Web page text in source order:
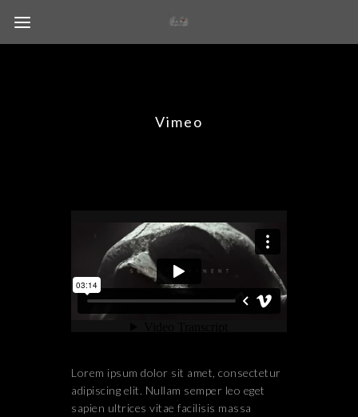
Vimeo
Lorem ipsum dolor sit amet, consectetur
adipiscing elit. Nullam semper leo eget
sapien ultrices vitae facilisis massa